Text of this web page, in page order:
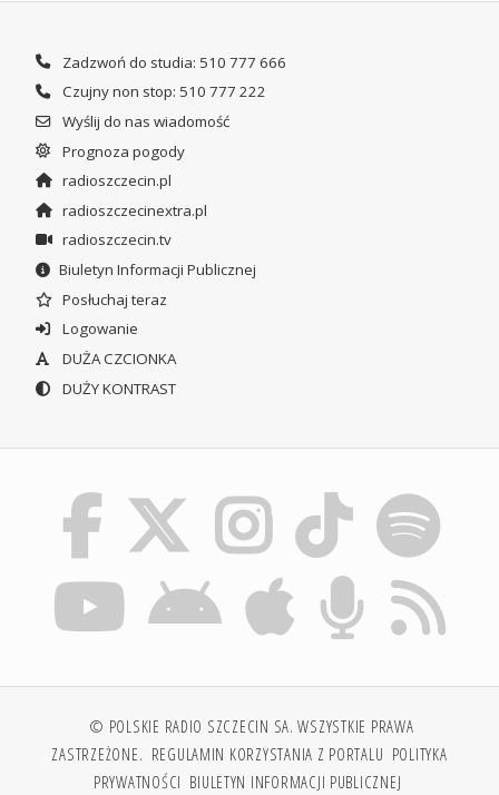
Zadzwoń do studia: 510 777 666
Czujny non stop: 510 777 222
Wyślij do nas wiadomość
Prognoza pogody
radioszczecin.pl
radioszczecinextra.pl
radioszczecin.tv
Biuletyn Informacji Publicznej
Posłuchaj teraz
Logowanie
DUŻA CZCIONKA
DUŻY KONTRAST
© POLSKIE RADIO SZCZECIN SA. WSZYSTKIE PRAWA
ZASTRZEŻONE. REGULAMIN KORZYSTANIA Z PORTALU POLITYKA
PRYWATNOŚCI BIULETYN INFORMACJI PUBLICZNEJ